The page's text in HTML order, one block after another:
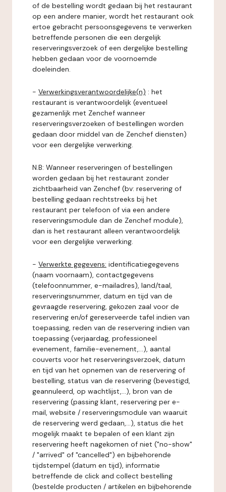
of de bestelling wordt gedaan bij het restaurant
op een andere manier, wordt het restaurant ook
ertoe gebracht persoonsgegevens te verwerken
betreffende personen die een dergelijk
reserveringsverzoek of een dergelijke bestelling
hebben gedaan voor de voornoemde
doeleinden.
- Verwerkingsverantwoordelijke(n) : het
restaurant is verantwoordelijk (eventueel
gezamenlijk met Zenchef wanneer
reserveringsverzoeken of bestellingen worden
gedaan door middel van de Zenchef diensten)
voor een dergelijke verwerking.
N.B: Wanneer reserveringen of bestellingen
worden gedaan bij het restaurant zonder
zichtbaarheid van Zenchef (bv: reservering of
bestelling gedaan rechtstreeks bij het
restaurant per telefoon of via een andere
reserveringsmodule dan de Zenchef module),
dan is het restaurant alleen verantwoordelijk
voor een dergelijke verwerking.
- Verwerkte gegevens: identificatiegegevens
(naam voornaam), contactgegevens
(telefoonnummer, e-mailadres), land/taal,
reserveringsnummer, datum en tijd van de
gevraagde reservering, gekozen zaal voor de
reservering en/of gereserveerde tafel indien van
toepassing, reden van de reservering indien van
toepassing (verjaardag, professioneel
evenement, familie-evenement,...), aantal
couverts voor het reserveringsverzoek, datum
en tijd van het opnemen van de reservering of
bestelling, status van de reservering (bevestigd,
geannuleerd, op wachtlijst,...), bron van de
reservering (passing klant, reservering per e-
mail, website / reserveringsmodule van waaruit
de reservering werd gedaan,...), status die het
mogelijk maakt te bepalen of een klant zijn
reservering heeft nagekomen of niet ("no-show"
/ "arrived" of "cancelled") en bijbehorende
tijdstempel (datum en tijd), informatie
betreffende de click and collect bestelling
(bestelde producten / artikelen en bijbehorende